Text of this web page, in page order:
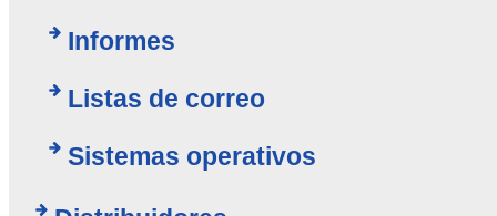
Informes
Listas de correo
Sistemas operativos